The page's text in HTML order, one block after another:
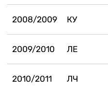
2008/2009 КУ
2009/2010 ЛЕ
2010/2011 ЛЧ